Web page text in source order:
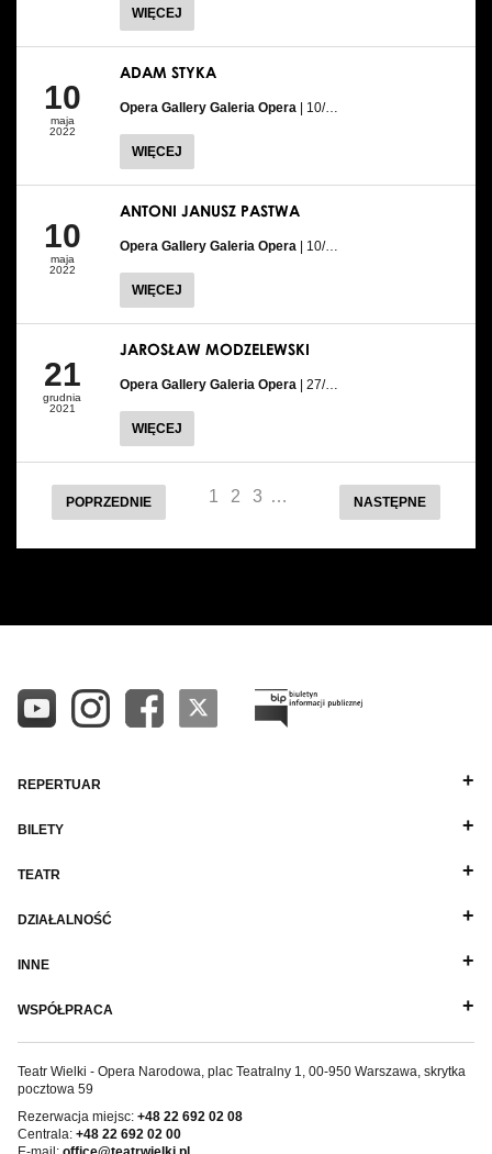
WIĘCEJ
10
maja
2022
ADAM STYKA
Opera Gallery Galeria Opera | 10/…
WIĘCEJ
10
maja
2022
ANTONI JANUSZ PASTWA
Opera Gallery Galeria Opera | 10/…
WIĘCEJ
21
grudnia
2021
JAROSŁAW MODZELEWSKI
Opera Gallery Galeria Opera | 27/…
WIĘCEJ
POPRZEDNIE 1 2 3 … NASTĘPNE
REPERTUAR
BILETY
TEATR
DZIAŁALNOŚĆ
INNE
WSPÓŁPRACA
Teatr Wielki - Opera Narodowa, plac Teatralny 1, 00-950 Warszawa, skrytka
pocztowa 59
Rezerwacja miejsc: +48 22 692 02 08
Centrala: +48 22 692 02 00